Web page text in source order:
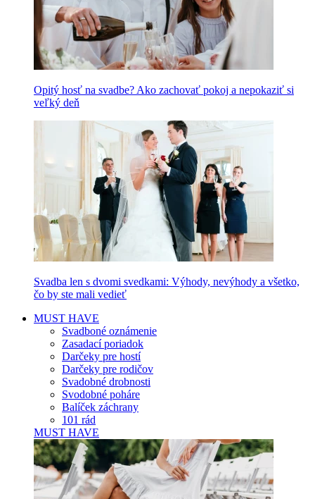
Opitý hosť na svadbe? Ako zachovať pokoj a nepokaziť si
veľký deň
Svadba len s dvomi svedkami: Výhody, nevýhody a všetko,
čo by ste mali vedieť
MUST HAVE
Svadboné oznámenie
Zasadací poriadok
Darčeky pre hostí
Darčeky pre rodičov
Svadobné drobnosti
Svodobné poháre
Balíček záchrany
101 rád
MUST HAVE